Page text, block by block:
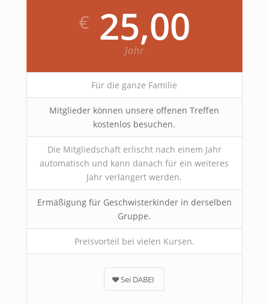
€ 25,00
Jahr
Für die ganze Familie
Mitglieder können unsere offenen Treffen
kostenlos besuchen.
Die Mitgliedschaft erlischt nach einem Jahr
automatisch und kann danach für ein weiteres
Jahr verlängert werden.
Ermäßigung für Geschwisterkinder in derselben
Gruppe.
Preisvorteil bei vielen Kursen.
Sei DABEI